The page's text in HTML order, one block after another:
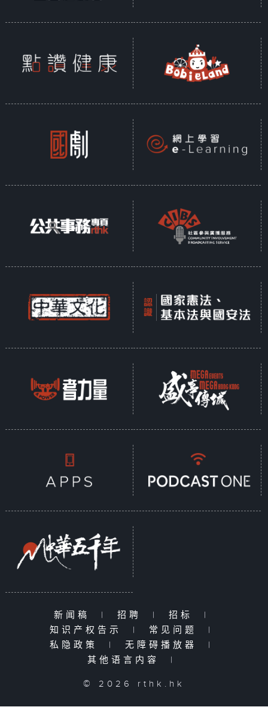
新闻稿 | 招聘 | 招标
|
知识产权告示
| 常见问题
|
私隐政策
| 无障碍播放器
|
其他语言内容
|
© 2026 rthk.hk